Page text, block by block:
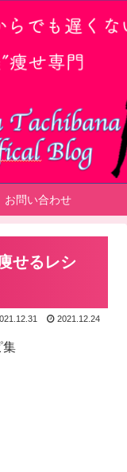
お問い合わせ
せるレシ
2021.12.24
集